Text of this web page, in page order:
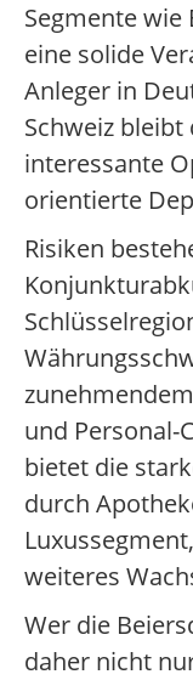
Segmente wie
eine solide
Anleger in
Schweiz
interessante
orientierte
Risiken
und Personal-
bietet die
durch
weiteres
Wer die
daher nicht